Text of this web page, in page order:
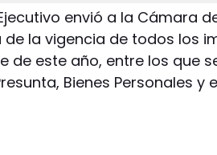
envió a la Cámara
la vigencia de todos los
de este año, entre los que
Bienes Personales